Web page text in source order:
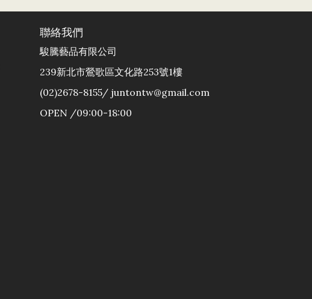
聯絡我們
駿騰藝品有限公司
239新北市鶯歌區文化路253號1樓
(02)2678-8155/ juntontw@gmail.com
OPEN /09:00-18:00